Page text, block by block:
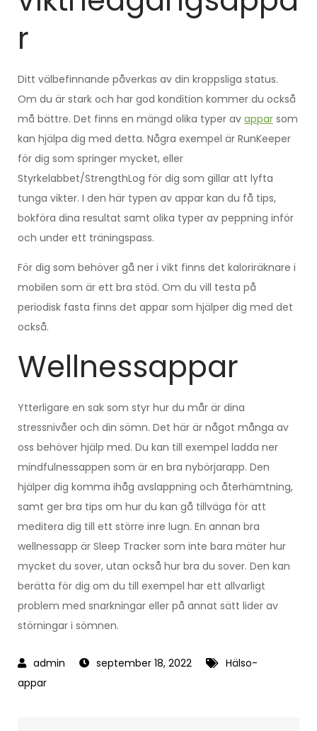
r
Ditt välbefinnande påverkas av din kroppsliga status.
Om du är stark och har god kondition kommer du också
må bättre. Det finns en mängd olika typer av appar som
kan hjälpa dig med detta. Några exempel är RunKeeper
för dig som springer mycket, eller
Styrkelabbet/StrengthLog för dig som gillar att lyfta
tunga vikter. I den här typen av appar kan du få tips,
bokföra dina resultat samt olika typer av peppning inför
och under ett träningspass.
För dig som behöver gå ner i vikt finns det kaloriräknare i
mobilen som är ett bra stöd. Om du vill testa på
periodisk fasta finns det appar som hjälper dig med det
också.
Wellnessappar
Ytterligare en sak som styr hur du mår är dina
stressnivåer och din sömn. Det här är något många av
oss behöver hjälp med. Du kan till exempel ladda ner
mindfulnessappen som är en bra nybörjarapp. Den
hjälper dig komma ihåg avslappning och återhämtning,
samt ger bra tips om hur du kan gå tillväga för att
meditera dig till ett större inre lugn. En annan bra
wellnessapp är Sleep Tracker som inte bara mäter hur
mycket du sover, utan också hur bra du sover. Den kan
berätta för dig om du till exempel har ett allvarligt
problem med snarkningar eller på annat sätt lider av
störningar i sömnen.
september 18, 2022
Hälso-
appar